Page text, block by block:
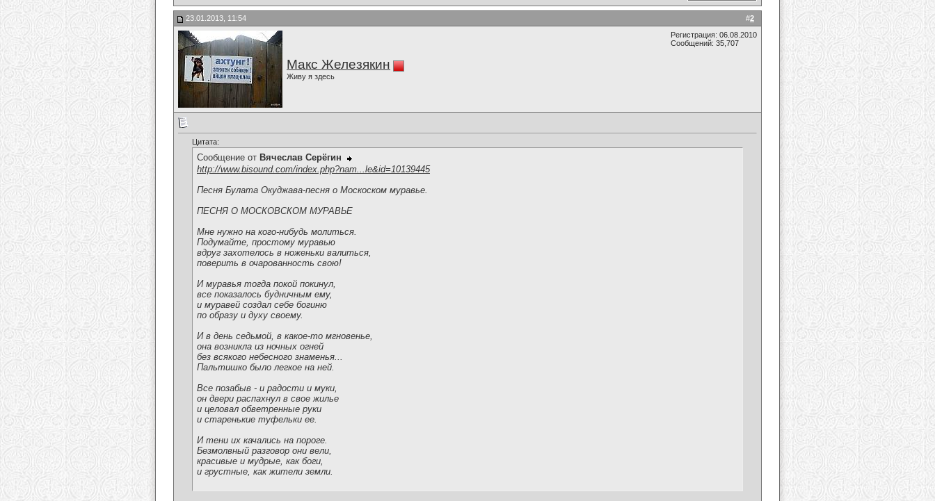
#2
23.01.2013, 11:54
Макс Железякин
Живу я здесь
Регистрация: 06.08.2010
Сообщений: 35,707
Цитата:
Сообщение от Вячеслав Серёгин
http://www.bisound.com/index.php?nam...le&id=10139445
Песня Булата Окуджава-песня о Москоском муравье.
ПЕСНЯ О МОСКОВСКОМ МУРАВЬЕ
Мне нужно на кого-нибудь молиться.
Подумайте, простому муравью
вдруг захотелось в ноженьки валиться,
поверить в очарованность свою!
И муравья тогда покой покинул,
все показалось будничным ему,
и муравей создал себе богиню
по образу и духу своему.
И в день седьмой, в какое-то мгновенье,
она возникла из ночных огней
без всякого небесного знаменья...
Пальтишко было легкое на ней.
Все позабыв - и радости и муки,
он двери распахнул в свое жилье
и целовал обветренные руки
и старенькие туфельки ее.
И тени их качались на пороге.
Безмолвный разговор они вели,
красивые и мудрые, как боги,
и грустные, как жители земли.